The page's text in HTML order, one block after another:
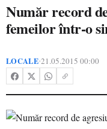
Număr record
femeilor într-o
LOCALE•21.05.2015 00:00